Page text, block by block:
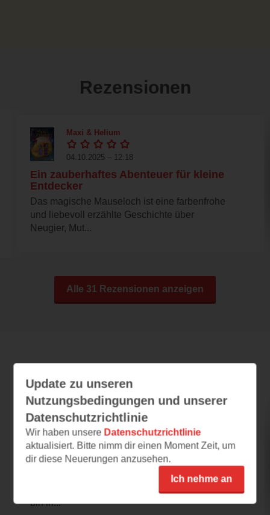
Rezensionen
Maxi & Helium
04.10.2025 – 12:18
Ein zauberhaftes Abenteuer für kleine
Entdecker
Das magische Mauseloch ist eine farbenfrohe
und liebevoll erzählte Geschichte über
Neugier, Mut...
Alle 31 Rezensionen anzeigen
Lost Girls
27.08.2025 – 09:05
Spannend!
Das Buch klingt extrem spannend! Ich selbst
habe nie eine toxische Beziehung erlebt aber
bin in...
Update zu unseren
Nutzungsbedingungen und unserer
Datenschutzrichtlinie
Wir haben unsere Datenschutzrichtlinie
aktualisiert. Bitte nimm dir einen Moment Zeit, um
dir diese Neuerungen anzusehen.
Ich nehme an